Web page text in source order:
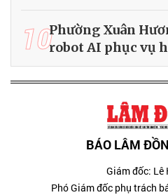
10Phường Xuân
robot AI phục vụ
BÁO LÂM
Giám đốc: Lê
Phó Giám đốc phụ trách